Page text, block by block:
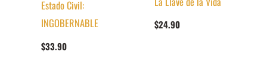
Estado Civil:
INGOBERNABLE
$33.90
$24.90